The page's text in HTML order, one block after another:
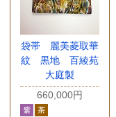
袋帯 麗美菱取華
紋 黒地 百綾苑
大庭製
660,000円